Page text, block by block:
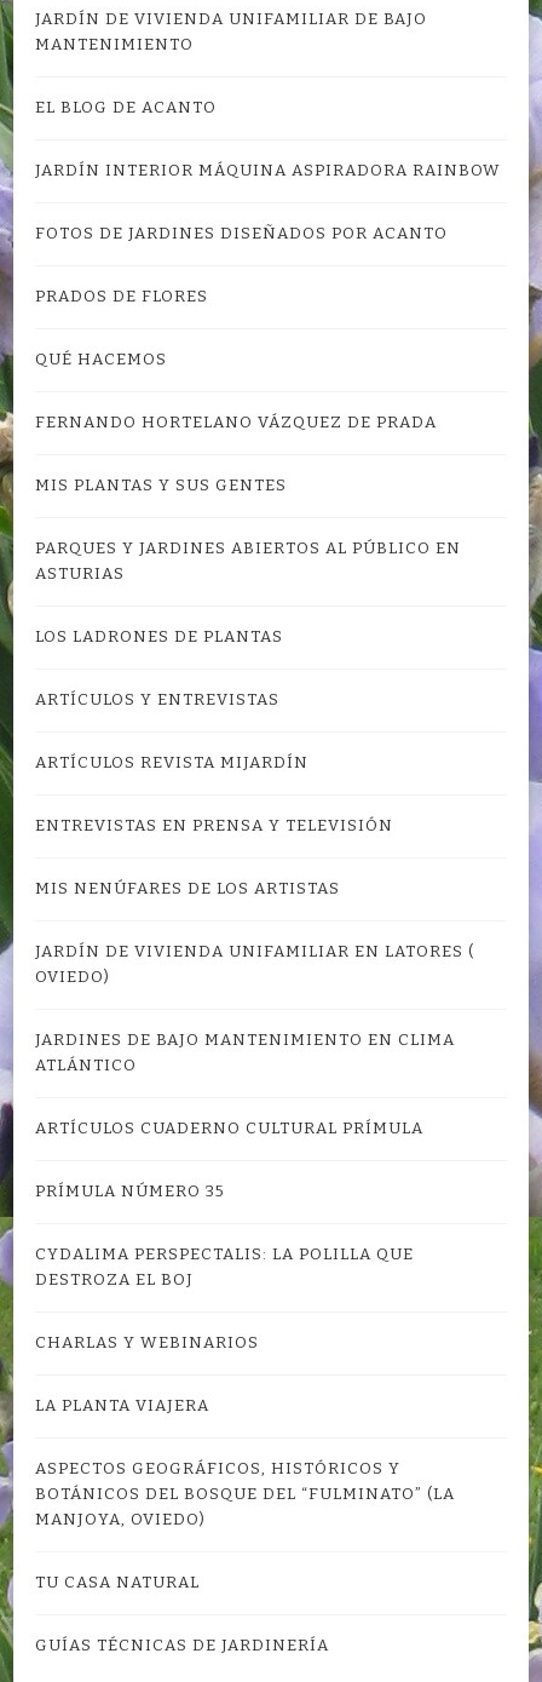
JARDÍN DE VIVIENDA UNIFAMILIAR DE BAJO
MANTENIMIENTO
EL BLOG DE ACANTO
JARDÍN INTERIOR MÁQUINA ASPIRADORA RAINBOW
FOTOS DE JARDINES DISEÑADOS POR ACANTO
PRADOS DE FLORES
QUÉ HACEMOS
FERNANDO HORTELANO VÁZQUEZ DE PRADA
MIS PLANTAS Y SUS GENTES
PARQUES Y JARDINES ABIERTOS AL PÚBLICO EN
ASTURIAS
LOS LADRONES DE PLANTAS
ARTÍCULOS Y ENTREVISTAS
ARTÍCULOS REVISTA MIJARDÍN
ENTREVISTAS EN PRENSA Y TELEVISIÓN
MIS NENÚFARES DE LOS ARTISTAS
JARDÍN DE VIVIENDA UNIFAMILIAR EN LATORES (
OVIEDO)
JARDINES DE BAJO MANTENIMIENTO EN CLIMA
ATLÁNTICO
ARTÍCULOS CUADERNO CULTURAL PRÍMULA
PRÍMULA NÚMERO 35
CYDALIMA PERSPECTALIS: LA POLILLA QUE
DESTROZA EL BOJ
CHARLAS Y WEBINARIOS
LA PLANTA VIAJERA
ASPECTOS GEOGRÁFICOS, HISTÓRICOS Y
BOTÁNICOS DEL BOSQUE DEL “FULMINATO” (LA
MANJOYA, OVIEDO)
TU CASA NATURAL
GUÍAS TÉCNICAS DE JARDINERÍA